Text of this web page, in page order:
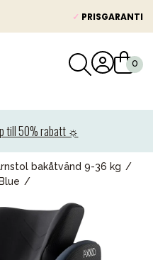
✓ PRISGARANTI
till 50% rabatt ☼
bakåtvänd 9-36 kg